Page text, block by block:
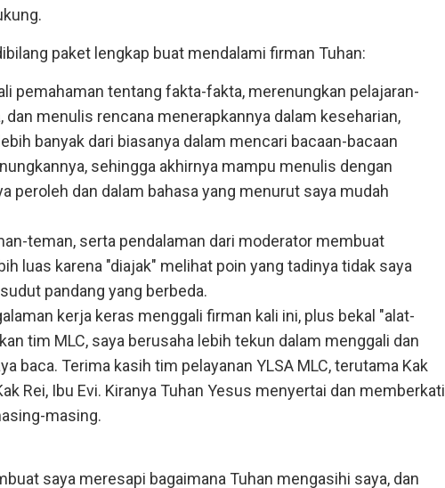
paket lengkap buat mendalami firman Tuhan:
pemahaman tentang fakta-fakta, merenungkan pelajaran-
dan menulis rencana menerapkannya dalam keseharian,
banyak dari biasanya dalam mencari bacaan-bacaan
sehingga akhirnya mampu menulis dengan
peroleh dan dalam bahasa yang menurut saya mudah
teman, serta pendalaman dari moderator membuat
luas karena "diajak" melihat poin yang tadinya tidak saya
pandang yang berbeda.
kerja keras menggali firman kali ini, plus bekal "alat-
tim MLC, saya berusaha lebih tekun dalam menggali dan
baca. Terima kasih tim pelayanan YLSA MLC, terutama Kak
Rei, Ibu Evi. Kiranya Tuhan Yesus menyertai dan memberkati
masing.
saya meresapi bagaimana Tuhan mengasihi saya, dan